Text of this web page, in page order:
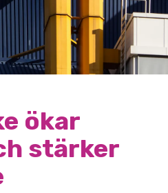
ökar
stärker